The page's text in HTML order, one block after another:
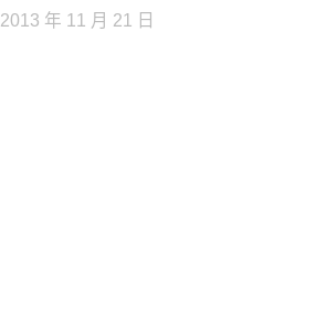
2013 年 11 月 21 日